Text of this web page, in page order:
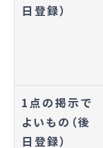
日登録）
1点の掲示で
よいもの（後
日登録）